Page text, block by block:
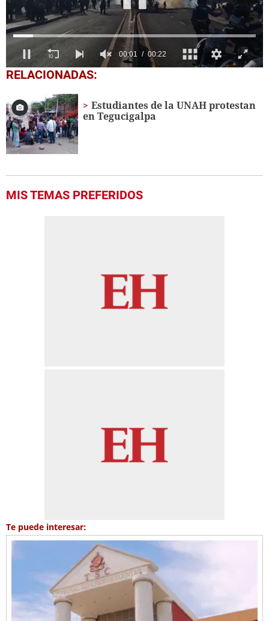
0
of
seconds
RELACIONADAS:
Estudiantes de la UNAH protestan
en Tegucigalpa
MIS TEMAS PREFERIDOS
Te puede interesar: